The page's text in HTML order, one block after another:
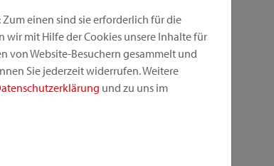
einen sind sie erforderlich für die
mit Hilfe der Cookies unsere Inhalte für
von Website-Besuchern gesammelt und
Sie jederzeit widerrufen. Weitere
und zu uns im